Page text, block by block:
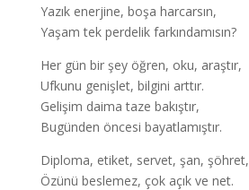
Yazık enerjine, boşa harcarsın,
Yaşam tek perdelik farkındamısın?
Her gün bir şey öğren, oku, araştır,
Ufkunu genişlet, bilgini arttır.
Gelişim daima taze bakıştır,
Bugünden öncesi bayatlamıştır.
Diploma, etiket, servet, şan, şöhret,
Özünü beslemez, çok açık ve net.